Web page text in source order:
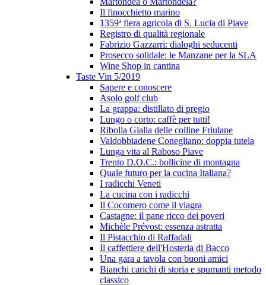
Il finocchietto marino
1359ª fiera agricola di S. Lucia di Piave
Registro di qualità regionale
Fabrizio Gazzarri: dialoghi seducenti
Prosecco solidale: le Manzane per la SLA
Wine Shop in cantina
Taste Vin 5/2019
Sapere e conoscere
Asolo golf club
La grappa: distillato di pregio
Lungo o corto: caffè per tutti!
Ribolla Gialla delle colline Friulane
Valdobbiadene Conegliano: doppia tutela
Lunga vita al Raboso Piave
Trento D.O.C.: bollicine di montagna
Quale futuro per la cucina Italiana?
I radicchi Veneti
La cucina con i radicchi
Il Cocomero come il viagra
Castagne: il pane ricco dei poveri
Michèle Prévost: essenza astratta
Il Pistacchio di Raffadali
Il caffettiere dell'Hosteria di Bacco
Una gara a tavola con buoni amici
Bianchi carichi di storia e spumanti metodo
classico